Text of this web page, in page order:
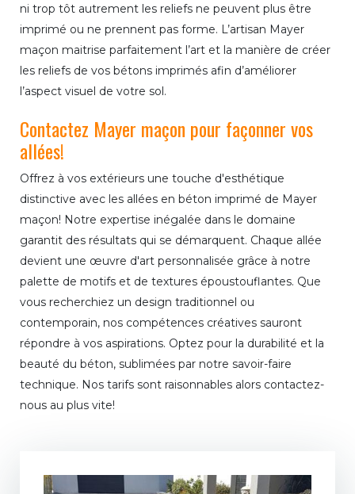
ni trop tôt autrement les reliefs ne peuvent plus être
imprimé ou ne prennent pas forme. L’artisan Mayer
maçon maitrise parfaitement l’art et la manière de créer
les reliefs de vos bétons imprimés afin d’améliorer
l’aspect visuel de votre sol.
Contactez Mayer maçon pour façonner vos
allées!
Offrez à vos extérieurs une touche d'esthétique
distinctive avec les allées en béton imprimé de Mayer
maçon! Notre expertise inégalée dans le domaine
garantit des résultats qui se démarquent. Chaque allée
devient une œuvre d'art personnalisée grâce à notre
palette de motifs et de textures époustouflantes. Que
vous recherchiez un design traditionnel ou
contemporain, nos compétences créatives sauront
répondre à vos aspirations. Optez pour la durabilité et la
beauté du béton, sublimées par notre savoir-faire
technique. Nos tarifs sont raisonnables alors contactez-
nous au plus vite!